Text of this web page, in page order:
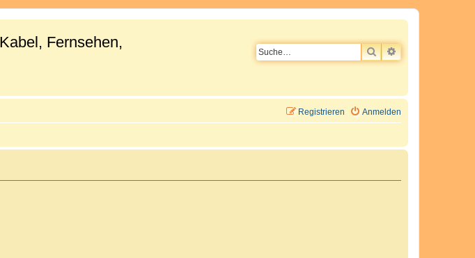
Fernsehen,
SUCHEERWEITERTE
Anmelden
Registrieren